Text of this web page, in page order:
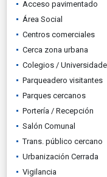
Acceso pavimentado
Área Social
Centros comerciales
Cerca zona urbana
Colegios /
Parqueadero visitantes
Parques cercanos
Portería / Recepción
Salón Comunal
Trans. público cercano
Urbanización Cerrada
Vigilancia